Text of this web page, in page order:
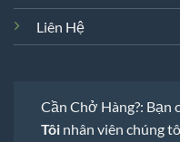
Liên Hệ
Cần Chở Hàng?: Bạn
Tôi nhân viên chúng